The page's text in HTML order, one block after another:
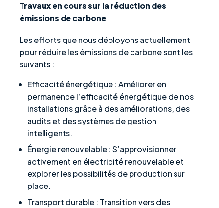
Travaux en cours sur la réduction des
émissions de carbone
Les efforts que nous déployons actuellement
pour réduire les émissions de carbone sont les
suivants :
Efficacité énergétique : Améliorer en
permanence l’efficacité énergétique de nos
installations grâce à des améliorations, des
audits et des systèmes de gestion
intelligents.
Énergie renouvelable : S’approvisionner
activement en électricité renouvelable et
explorer les possibilités de production sur
place.
Transport durable : Transition vers des